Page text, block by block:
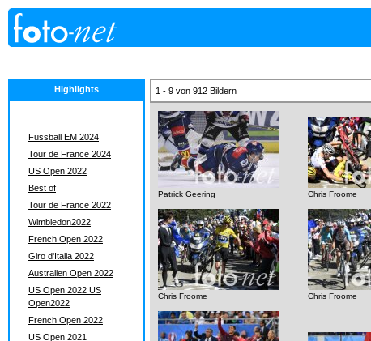
Highlights
Fussball EM 2024
Tour de France 2024
US Open 2022
Best of
Tour de France 2022
Wimbledon2022
French Open 2022
Giro d'Italia 2022
Australien Open 2022
US Open 2022 US
Open2022
French Open 2022
US Open 2021
1 - 9 von 912 Bildern
Patrick Geering Chris Froome
Chris Froome Chris Froome